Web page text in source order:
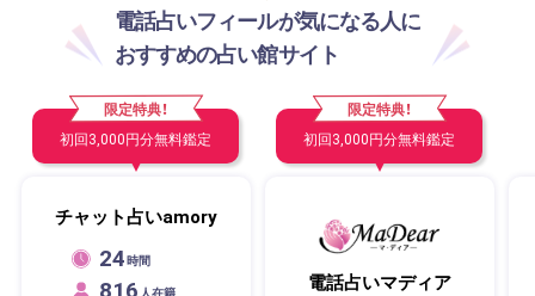
電話占いフィールが気になる人に
おすすめの占い館サイト
限定特典！
初回3,000円分無料鑑定
チャット占いamory
24時間
816 人在籍
限定特典！
初回3,000円分無料鑑定
電話占いマディア